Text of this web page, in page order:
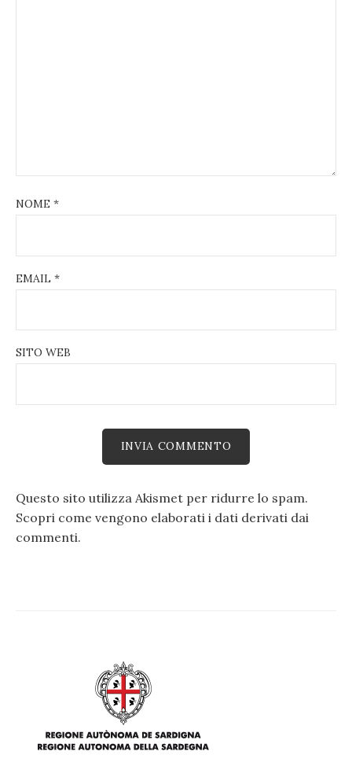
NOME *
EMAIL *
SITO WEB
Questo sito utilizza Akismet per ridurre lo spam.
Scopri come vengono elaborati i dati derivati dai
commenti.